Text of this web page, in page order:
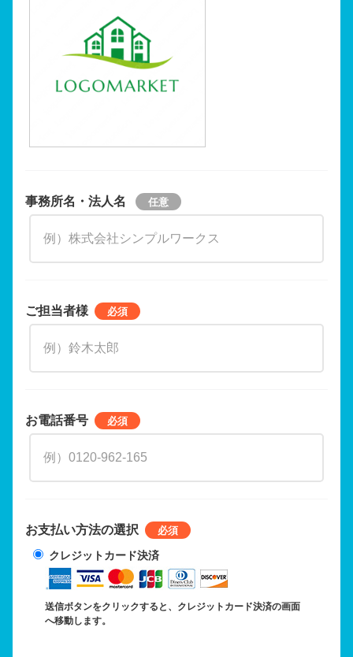
事務所名・法人名
ご担当者様
お電話番号
お支払い方法の選択
クレジットカード決済
送信ボタンをクリックすると、クレジットカード決済の画面
へ移動します。